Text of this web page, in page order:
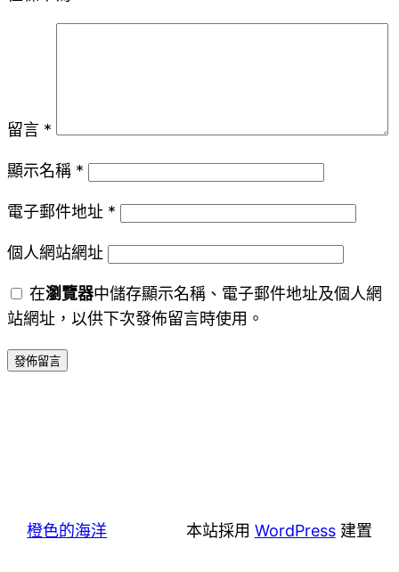
留言 *
顯示名稱 *
電子郵件地址 *
個人網站網址
在瀏覽器中儲存顯示名稱、電子郵件地址及個人網
站網址，以供下次發佈留言時使用。
橙色的海洋 本站採用 WordPress建置